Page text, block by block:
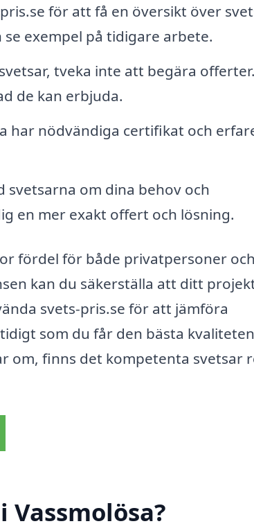
för att få en översikt över
se exempel på tidigare arbete.
tveka inte att begära offerter.
de kan erbjuda.
har nödvändiga certifikat och
svetsarna om dina behov och
en mer exakt offert och lösning.
fördel för både privatpersoner och
kan du säkerställa att ditt
svets-pris.se för att jämföra
som du får den bästa
om, finns det kompetenta svetsar